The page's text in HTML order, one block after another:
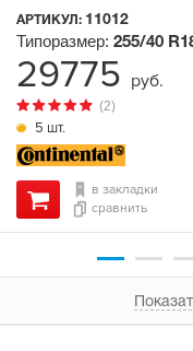
АРТИКУЛ: 11012
5 шт.
(2)
Типоразмер: 255/40
в закладки
сравнить
29775 руб.